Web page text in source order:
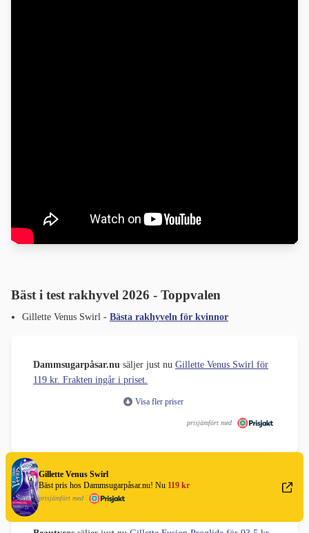
Gillette Venus Swirl
Bäst pris hos Dammsugarpåsar.nu! Nu 119 kr
prisjämfört med
Bäst i test rakhyvel 2026 - Toppvalen
Gillette Venus Swirl - Bästa rakhyveln för kvinnor
Dammsugarpåsar.nu säljer just nu Gillette Venus Swirl för
119 kr. Frakten ingår i priset.
Visa fler priser
prisjämfört med
Gillette Fusion Proglide -Bästa rakhyveln för män